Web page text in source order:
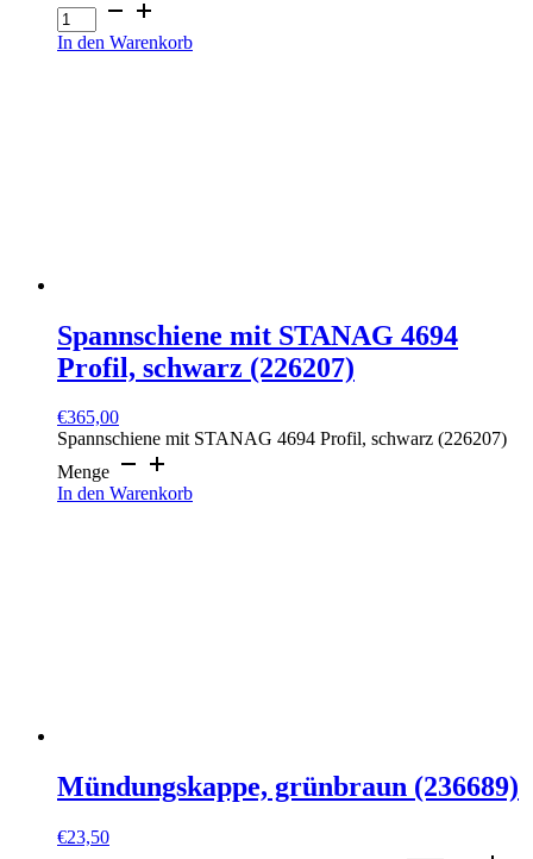
In den Warenkorb
Spannschiene mit STANAG 4694
Profil, schwarz (226207)
€365,00
Spannschiene mit STANAG 4694 Profil, schwarz (226207)
Menge
In den Warenkorb
Mündungskappe, grünbraun (236689)
€23,50